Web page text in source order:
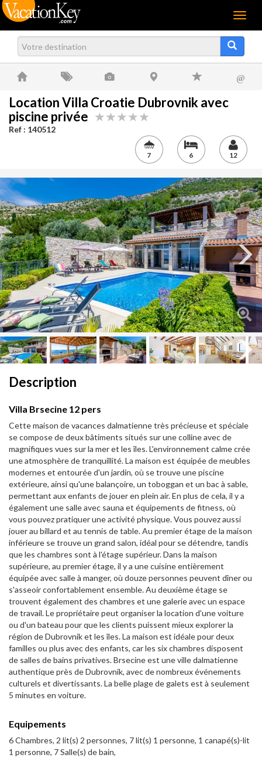
Menu
@
Location Villa Croatie Dubrovnik avec
piscine privée
Ref : 140512
7 6 12
Next
Description
Villa Brsecine 12 pers
Cette maison de vacances dalmatienne très précieuse et spéciale
se compose de deux bâtiments situés sur une colline avec de
magnifiques vues sur la mer et les îles. L'environnement calme crée
une atmosphère de tranquillité. La maison est équipée de meubles
modernes et entourée d'un jardin, où se trouve une piscine
extérieure, ainsi qu'une balançoire, un toboggan et un bac à sable,
permettant aux enfants de jouer en plein air. En plus de cela, il y a
également une salle avec sauna et équipements de fitness, où
vous pouvez pratiquer une activité physique. Vous pouvez aussi
jouer au billard et au tennis de table. Au premier étage de la maison
inférieure se trouve un grand salon, idéal pour se détendre, tandis
que les chambres sont à l'étage supérieur. Dans la maison
supérieure, au premier étage, il y a une cuisine entièrement
équipée avec salle à manger, où douze personnes peuvent dîner ou
s'asseoir confortablement ensemble. Au deuxième étage se
trouvent également des chambres et une galerie avec un espace
de travail. Le propriétaire peut organiser la location d'une voiture
ou d'un bateau pour que les clients puissent mieux explorer la
région de Dubrovnik et les îles. La maison est idéale pour deux
familles ou plus avec des enfants, car les six chambres disposent
de salles de bains privatives. Brsecine est une ville dalmatienne
authentique près de Dubrovnik, avec de nombreux événements
culturels et divertissants. La belle plage de galets est à seulement
5 minutes en voiture.
Equipements
6 Chambres, 2 lit(s) 2 personnes, 7 lit(s) 1 personne, 1 canapé(s)-lit
1 personne, 7 Salle(s) de bain,